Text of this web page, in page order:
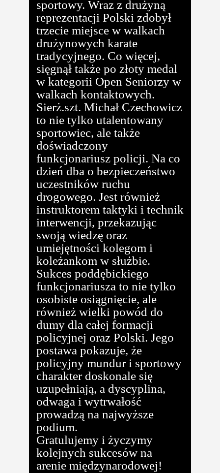
sportowy. Wraz z drużyną
reprezentacji Polski zdobył
trzecie miejsce w walkach
drużynowych karate
tradycyjnego. Co więcej,
sięgnął także po złoty medal
w kategorii Open Seniorzy w
walkach kontaktowych.
Sierż.szt. Michał Czechowicz
to nie tylko utalentowany
sportowiec, ale także
doświadczony
funkcjonariusz policji. Na co
dzień dba o bezpieczeństwo
uczestników ruchu
drogowego. Jest również
instruktorem taktyki i technik
interwencji, przekazując
swoją wiedzę oraz
umiejętności kolegom i
koleżankom w służbie.
Sukces poddębickiego
funkcjonariusza to nie tylko
osobiste osiągnięcie, ale
również wielki powód do
dumy dla całej formacji
policyjnej oraz Polski. Jego
postawa pokazuje, że
policyjny mundur i sportowy
charakter doskonale się
uzupełniają, a dyscyplina,
odwaga i wytrwałość
prowadzą na najwyższe
podium.
Gratulujemy i życzymy
kolejnych sukcesów na
arenie międzynarodowej!